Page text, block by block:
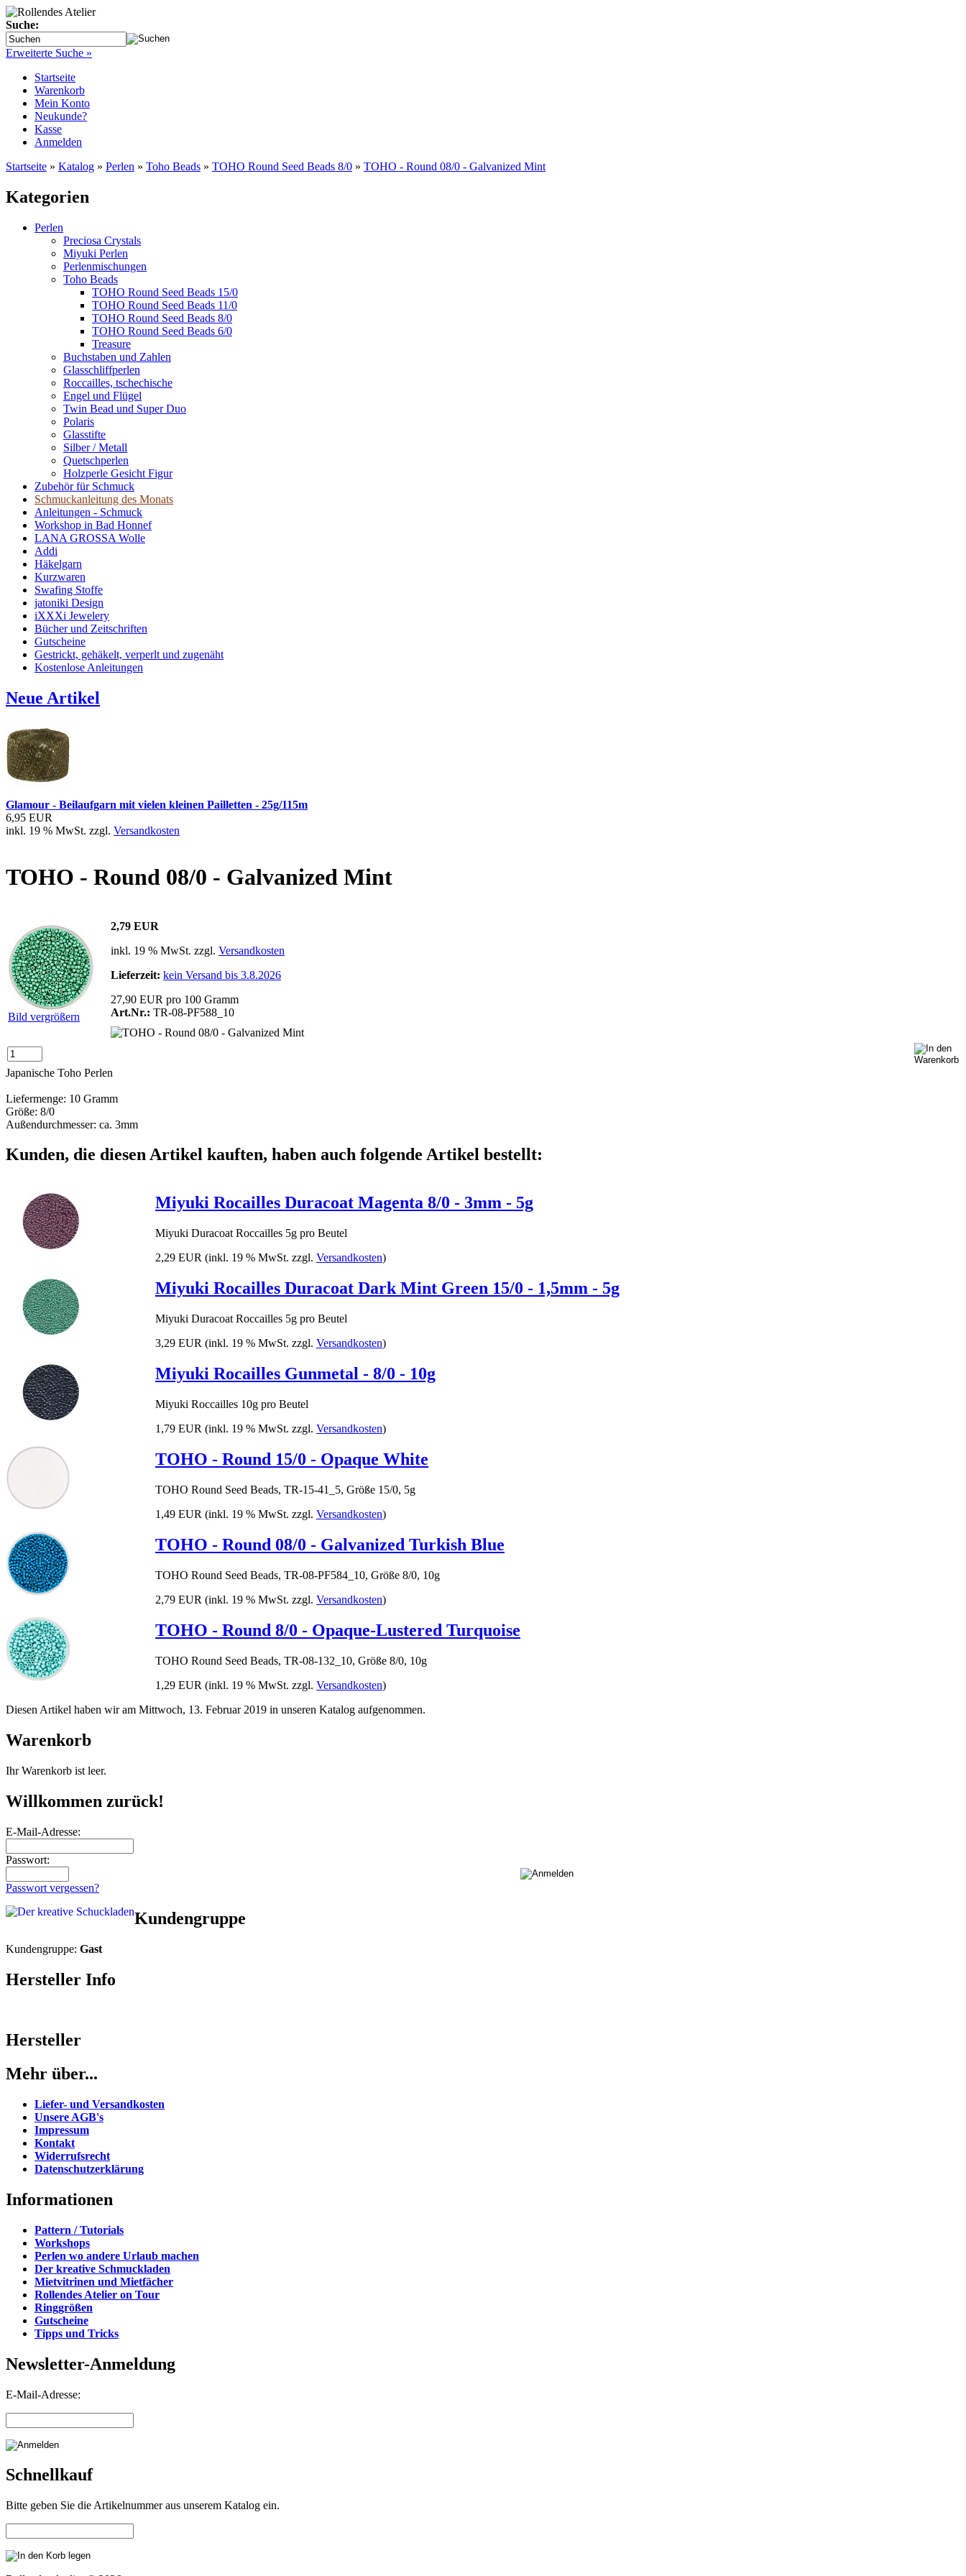
Suche:
Erweiterte Suche »
Startseite
Warenkorb
Mein Konto
Neukunde?
Kasse
Anmelden
Startseite » Katalog » Perlen » Toho Beads » TOHO Round Seed Beads 8/0 » TOHO - Round 08/0 - Galvanized Mint
Kategorien
Perlen
Preciosa Crystals
Miyuki Perlen
Perlenmischungen
Toho Beads
TOHO Round Seed Beads 15/0
TOHO Round Seed Beads 11/0
TOHO Round Seed Beads 8/0
TOHO Round Seed Beads 6/0
Treasure
Buchstaben und Zahlen
Glasschliffperlen
Roccailles, tschechische
Engel und Flügel
Twin Bead und Super Duo
Polaris
Glasstifte
Silber / Metall
Quetschperlen
Holzperle Gesicht Figur
Zubehör für Schmuck
Schmuckanleitung des Monats
Anleitungen - Schmuck
Workshop in Bad Honnef
LANA GROSSA Wolle
Addi
Häkelgarn
Kurzwaren
Swafing Stoffe
jatoniki Design
iXXXi Jewelery
Bücher und Zeitschriften
Gutscheine
Gestrickt, gehäkelt, verperlt und zugenäht
Kostenlose Anleitungen
Neue Artikel
Glamour - Beilaufgarn mit vielen kleinen Pailletten - 25g/115m
6,95 EUR
inkl. 19 % MwSt. zzgl. Versandkosten
TOHO - Round 08/0 - Galvanized Mint
Bild vergrößern
2,79 EUR
inkl. 19 % MwSt. zzgl. Versandkosten
Lieferzeit: kein Versand bis 3.8.2026
27,90 EUR pro 100 Gramm
Art.Nr.: TR-08-PF588_10
Japanische Toho Perlen
Liefermenge: 10 Gramm
Größe: 8/0
Außendurchmesser: ca. 3mm
Kunden, die diesen Artikel kauften, haben auch folgende Artikel bestellt:
Miyuki Rocailles Duracoat Magenta 8/0 - 3mm - 5g
Miyuki Duracoat Roccailles 5g pro Beutel
2,29 EUR (inkl. 19 % MwSt. zzgl. Versandkosten)
Miyuki Rocailles Duracoat Dark Mint Green 15/0 - 1,5mm - 5g
Miyuki Duracoat Roccailles 5g pro Beutel
3,29 EUR (inkl. 19 % MwSt. zzgl. Versandkosten)
Miyuki Rocailles Gunmetal - 8/0 - 10g
Miyuki Roccailles 10g pro Beutel
1,79 EUR (inkl. 19 % MwSt. zzgl. Versandkosten)
TOHO - Round 15/0 - Opaque White
TOHO Round Seed Beads, TR-15-41_5, Größe 15/0, 5g
1,49 EUR (inkl. 19 % MwSt. zzgl. Versandkosten)
TOHO - Round 08/0 - Galvanized Turkish Blue
TOHO Round Seed Beads, TR-08-PF584_10, Größe 8/0, 10g
2,79 EUR (inkl. 19 % MwSt. zzgl. Versandkosten)
TOHO - Round 8/0 - Opaque-Lustered Turquoise
TOHO Round Seed Beads, TR-08-132_10, Größe 8/0, 10g
1,29 EUR (inkl. 19 % MwSt. zzgl. Versandkosten)
Diesen Artikel haben wir am Mittwoch, 13. Februar 2019 in unseren Katalog aufgenommen.
Warenkorb
Ihr Warenkorb ist leer.
Willkommen zurück!
E-Mail-Adresse:
Passwort:
Passwort vergessen?
Kundengruppe
Kundengruppe: Gast
Hersteller Info
Hersteller
Mehr über...
Liefer- und Versandkosten
Unsere AGB's
Impressum
Kontakt
Widerrufsrecht
Datenschutzerklärung
Informationen
Pattern / Tutorials
Workshops
Perlen wo andere Urlaub machen
Der kreative Schmuckladen
Mietvitrinen und Mietfächer
Rollendes Atelier on Tour
Ringgrößen
Gutscheine
Tipps und Tricks
Newsletter-Anmeldung
E-Mail-Adresse:
Schnellkauf
Bitte geben Sie die Artikelnummer aus unserem Katalog ein.